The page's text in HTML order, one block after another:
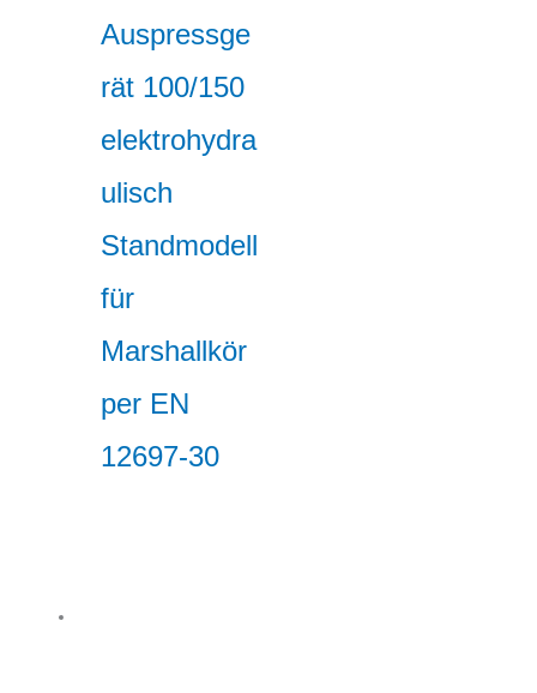
Auspressge
rät 100/150
elektrohydra
ulisch
Standmodell
für
Marshallkör
per EN
12697-30